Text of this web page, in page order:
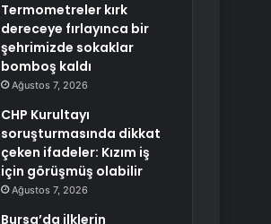
Termometreler kırk
dereceye fırlayınca bir
şehrimizde sokaklar
bomboş kaldı
Ağustos 7, 2026
CHP Kurultayı
soruşturmasında dikkat
çeken ifadeler: Kızım iş
için görüşmüş olabilir
Ağustos 7, 2026
Bursa’da ilklerin